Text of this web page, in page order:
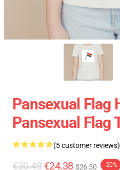
Pansexual Flag
Pansexual Flag
(5 customer reviews)
€30.48 €24.38 $26.50 -20%